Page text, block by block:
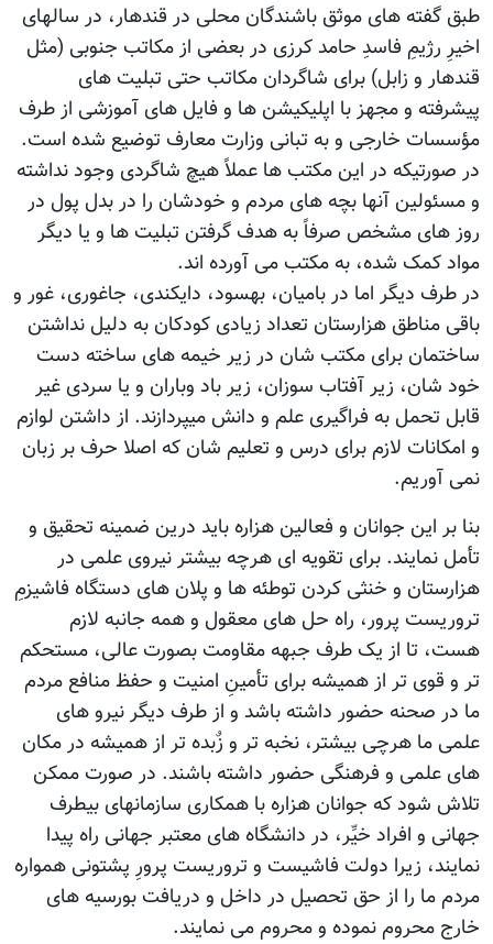
طبق گفته های موثق باشندگان محلی در قندهار، در سالهای
اخیرِ رژیمِ فاسدِ حامد کرزی در بعضی از مکاتب جنوبی (مثل
قندهار و زابل) برای شاگردان مکاتب حتی تبلیت های
پیشرفته و مجهز با اپلیکیشن ها و فایل های آموزشی از طرف
مؤسسات خارجی و به تبانی وزارت معارف توضیع شده است.
در صورتیکه در این مکتب ها عملاً هیچ شاگردی وجود نداشته
و مسئولین آنها بچه های مردم و خودشان را در بدل پول در
روز های مشخص صرفاً به هدف گرفتن تبلیت ها و یا دیگر
مواد کمک شده، به مکتب می آورده اند.
در طرف دیگر اما در بامیان، بهسود، دایکندی، جاغوری، غور و
باقی مناطق هزارستان تعداد زیادی کودکان به دلیل نداشتن
ساختمان برای مکتب شان در زیر خیمه های ساخته دست
خود شان، زیر آفتاب سوزان، زیر باد وباران و یا سردی غیر
قابل تحمل به فراگیری علم و دانش میپردازند. از داشتن لوازم
و امکانات لازم برای درس و تعلیم شان که اصلا حرف بر زبان
نمی آوریم.
بنا بر این جوانان و فعالین هزاره باید درین ضمینه تحقیق و
تأمل نمایند. برای تقویه ای هرچه بیشتر نیروی علمی در
هزارستان و خنثی کردن توطئه ها و پلان های دستگاه فاشیزمِ
تروریست پرور، راه حل های معقول و همه جانبه لازم
هست، تا از یک طرف جبهه مقاومت بصورت عالی، مستحکم
تر و قوی تر از همیشه برای تأمینِ امنیت و حفظ منافع مردم
ما در صحنه حضور داشته باشد و از طرف دیگر نیرو های
علمی ما هرچی بیشتر، نخبه تر و زٌبده تر از همیشه در مکان
های علمی و فرهنگی حضور داشته باشند. در صورت ممکن
تلاش شود که جوانان هزاره با همکاری سازمانهای بیطرف
جهانی و افراد خیِّر، در دانشگاه های معتبر جهانی راه پیدا
نمایند، زیرا دولت فاشیست و تروریست پرورِ پشتونی همواره
مردم ما را از حق تحصیل در داخل و دریافت بورسیه های
خارج محروم نموده و محروم می نمایند.